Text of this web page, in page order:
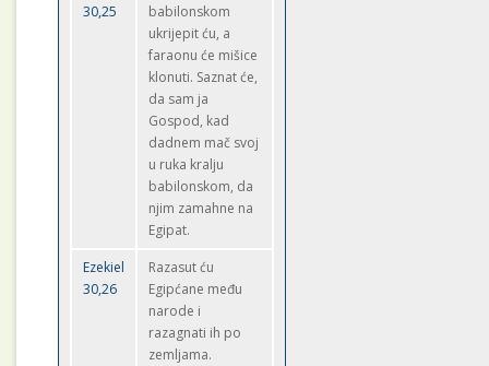
30,25
babilonskom
ukrijepit ću, a
faraonu će mišice
klonuti. Saznat će,
da sam ja
Gospod, kad
dadnem mač svoj
u ruka kralju
babilonskom, da
njim zamahne na
Egipat.
Ezekiel
30,26
Razasut ću
Egipćane među
narode i
razagnati ih po
zemljama.